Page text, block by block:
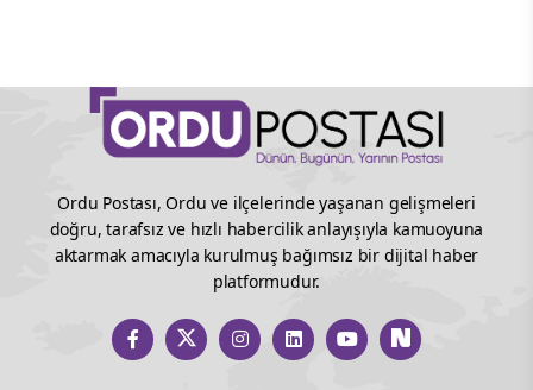
Ordu Postası, Ordu ve ilçelerinde yaşanan gelişmeleri
doğru, tarafsız ve hızlı habercilik anlayışıyla kamuoyuna
aktarmak amacıyla kurulmuş bağımsız bir dijital haber
platformudur.